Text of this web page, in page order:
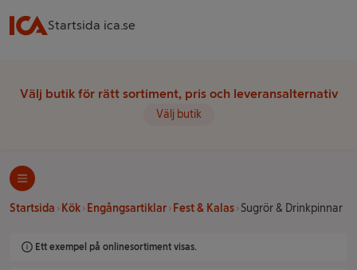
Startsida ica.se
Välj butik för rätt sortiment, pris och leveransalternativ
Välj butik
Startsida Kök Engångsartiklar Fest & Kalas Sugrör & Drinkpinnar
Ett exempel på onlinesortiment visas.